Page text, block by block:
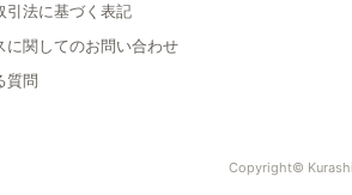
引法に基づく表記
に関してのお問い合わせ
質問
Copyright©